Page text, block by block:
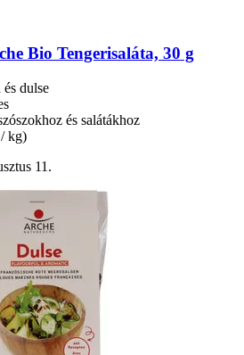
Bio Tengerisaláta, 30 g
és dulse
és salátákhoz
kg)
11.